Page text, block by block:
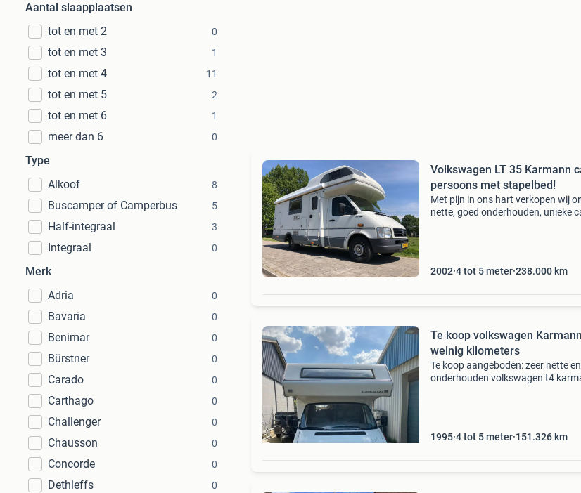
Aantal slaapplaatsen
tot en met 2
0
tot en met 3 1
tot en met 4 11
tot en met 5 2
tot en met 6 1
meer dan 6 0
Type
Alkoof
8
Buscamper of Camperbus 5
Half-integraal 3
Integraal 0
Merk
Adria
0
Bavaria 0
Benimar 0
Bürstner 0
Carado 0
Carthago 0
Challenger 0
Chausson 0
Concorde 0
Dethleffs 0
Volkswagen LT 35 Karmann
persoons met stapelbed!
Met pijn in ons hart verkopen wij
nette, goed onderhouden, unieke
2002 4 tot 5 meter 238.000 km
Te koop volkswagen
weinig kilometers
Te koop aangeboden: zeer nette
onderhouden volkswagen t4
1995 4 tot 5 meter 151.326 km